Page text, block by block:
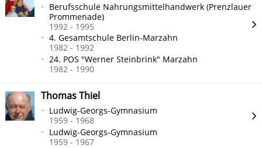
Berufsschule Nahrungsmittelhandwerk (Prenzlauer
Prommenade)
1992 - 1995
4. Gesamtschule Berlin-Marzahn
1982 - 1992
24. POS "Werner Steinbrink" Marzahn
1982 - 1990
Thomas Thiel
Ludwig-Georgs-Gymnasium
1959 - 1968
Ludwig-Georgs-Gymnasium
1959 - 1967